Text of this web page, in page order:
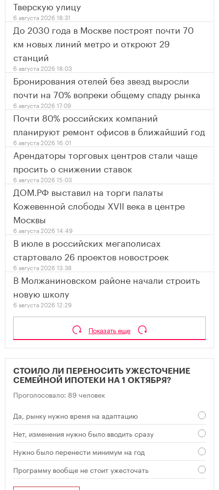
Тверскую улицу
6 августа 2026 18:31
До 2030 года в Москве построят почти 70
км новых линий метро и откроют 29
станций
6 августа 2026 18:03
Бронирования отелей без звезд выросли
почти на 70% вопреки общему спаду рынка
6 августа 2026 17:09
Почти 80% российских компаний
планируют ремонт офисов в ближайший год
6 августа 2026 16:01
Арендаторы торговых центров стали чаще
просить о снижении ставок
6 августа 2026 15:03
ДОМ.РФ выставил на торги палаты
Кожевенной слободы XVII века в центре
Москвы
6 августа 2026 14:49
В июле в российских мегаполисах
стартовало 26 проектов новостроек
6 августа 2026 13:38
В Молжаниновском районе начали строить
новую школу
6 августа 2026 12:29
Показать еще
СТОИЛО ЛИ ПЕРЕНОСИТЬ УЖЕСТОЧЕНИЕ
СЕМЕЙНОЙ ИПОТЕКИ НА 1 ОКТЯБРЯ?
Проголосовало: 89 человек
Да, рынку нужно время на адаптацию
Нет, изменения нужно было вводить сразу
Нужно было перенести минимум на год
Программу вообще не стоит ужесточать